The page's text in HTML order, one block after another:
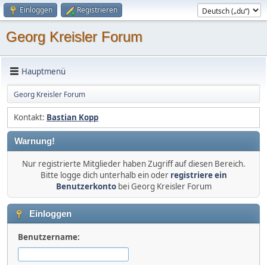
Einloggen Registrieren
Georg Kreisler Forum
Hauptmenü
Georg Kreisler Forum
Kontakt: Bastian Kopp
Warnung!
Nur registrierte Mitglieder haben Zugriff auf diesen Bereich.
Bitte logge dich unterhalb ein oder registriere ein
Benutzerkontobei Georg Kreisler Forum
Einloggen
Benutzername: